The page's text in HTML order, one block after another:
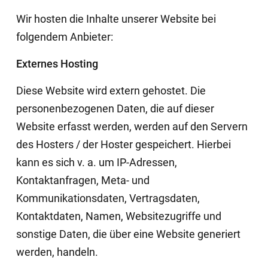
Wir hosten die Inhalte unserer Website bei
folgendem Anbieter:
Externes Hosting
Diese Website wird extern gehostet. Die
personenbezogenen Daten, die auf dieser
Website erfasst werden, werden auf den Servern
des Hosters / der Hoster gespeichert. Hierbei
kann es sich v. a. um IP-Adressen,
Kontaktanfragen, Meta- und
Kommunikationsdaten, Vertragsdaten,
Kontaktdaten, Namen, Websitezugriffe und
sonstige Daten, die über eine Website generiert
werden, handeln.